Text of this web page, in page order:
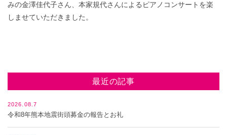
みの金澤佳代子さん、本家規代さんによるピアノコンサートを楽
しませていただきました。
最近の記事
2026.08.7
令和8年熊本地震街頭募金の報告とお礼